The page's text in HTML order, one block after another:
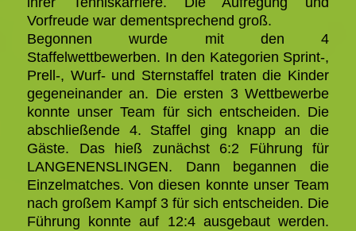
Vorfreude war dementsprechend groß.
Begonnen wurde mit den 4
Staffelwettbewerben. In den Kategorien Sprint-,
Prell-, Wurf- und Sternstaffel traten die Kinder
gegeneinander an. Die ersten 3 Wettbewerbe
konnte unser Team für sich entscheiden. Die
abschließende 4. Staffel ging knapp an die
Gäste. Das hieß zunächst 6:2 Führung für
LANGENENSLINGEN. Dann begannen die
Einzelmatches. Von diesen konnte unser Team
nach großem Kampf 3 für sich entscheiden. Die
Führung konnte auf 12:4 ausgebaut werden.